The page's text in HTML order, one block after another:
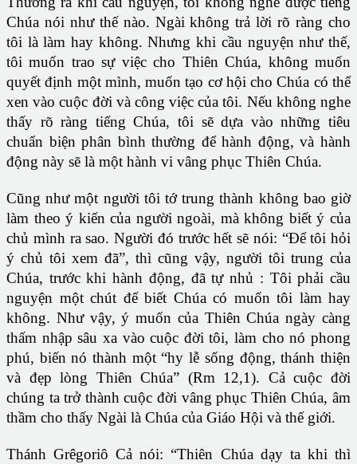
Chúa nói như thế nào. Ngài không trả lời rõ ràng cho
tôi là làm hay không. Nhưng khi cầu nguyện như thế,
tôi muốn trao sự việc cho Thiên Chúa, không muốn
quyết định một mình, muốn tạo cơ hội cho Chúa có thể
xen vào cuộc đời và công việc của tôi. Nếu không nghe
thấy rõ ràng tiếng Chúa, tôi sẽ dựa vào những tiêu
chuẩn biện phân bình thường để hành động, và hành
động này sẽ là một hành vi vâng phục Thiên Chúa.
Cũng như một người tôi tớ trung thành không bao giờ
làm theo ý kiến của người ngoài, mà không biết ý của
chủ mình ra sao. Người đó trước hết sẽ nói: “Để tôi hỏi
ý chủ tôi xem đã”, thì cũng vậy, người tôi trung của
Chúa, trước khi hành động, đã tự nhủ : Tôi phải cầu
nguyện một chút để biết Chúa có muốn tôi làm hay
không. Như vậy, ý muốn của Thiên Chúa ngày càng
thấm nhập sâu xa vào cuộc đời tôi, làm cho nó phong
phú, biến nó thành một “hy lễ sống động, thánh thiện
và đẹp lòng Thiên Chúa” (Rm 12,1). Cả cuộc đời
chúng ta trở thành cuộc đời vâng phục Thiên Chúa, âm
thầm cho thấy Ngài là Chúa của Giáo Hội và thế giới.
Thánh Grêgoriô Cả nói: “Thiên Chúa dạy ta khi thì